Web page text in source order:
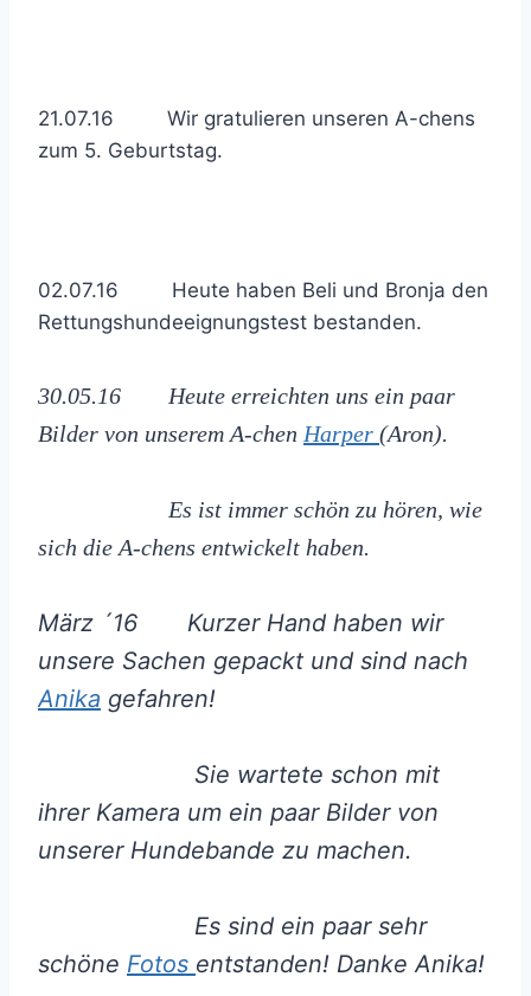
21.07.16 Wir gratulieren unseren A-chens
zum 5. Geburtstag.
02.07.16 Heute haben Beli und Bronja den
Rettungshundeeignungstest bestanden.
30.05.16 Heute erreichten uns ein paar
Bilder von unserem A-chen Harper (Aron).
Es ist immer schön zu hören, wie
sich die A-chens entwickelt haben.
März ´16 Kurzer Hand haben wir
unsere Sachen gepackt und sind nach
Anika gefahren!
Sie wartete schon mit
ihrer Kamera um ein paar Bilder von
unserer Hundebande zu machen.
Es sind ein paar sehr
schöne Fotos entstanden! Danke Anika!